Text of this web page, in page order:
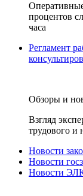
процентов
часа
Регламент
Обзоры и
Взгляд
трудового и
Новости
Новости
Новости